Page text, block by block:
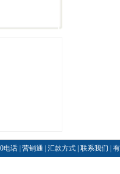
电话 营销通 汇款方式 联系我们